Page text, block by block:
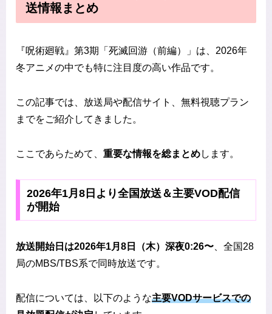
送情報まとめ
『呪術廻戦』第3期「死滅回游（前編）」は、2026年
冬アニメの中でも特に注目度の高い作品です。
この記事では、放送局や配信サイト、無料視聴プラン
までをご紹介してきました。
ここであらためて、 重要な情報を総まとめします。
2026年1月8日より全国放送＆主要VOD配信
が開始
放送開始日は2026年1月8日（木）深夜0:26〜 、全国28
局のMBS/TBS系で同時放送です。
配信については、以下のような主要VODサービスでの